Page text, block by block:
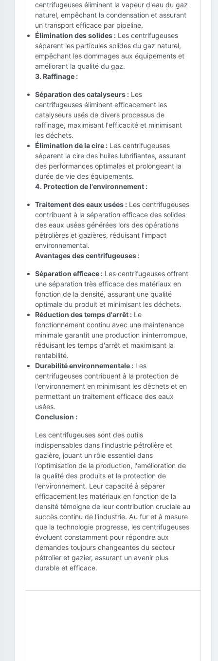
centrifugeuses éliminent la vapeur d'eau du gaz
naturel, empêchant la condensation et assurant
un transport efficace par pipeline.
Élimination des solides : Les centrifugeuses
séparent les particules solides du gaz naturel,
empêchant les dommages aux équipements et
améliorant la qualité du gaz.
3. Raffinage :
Séparation des catalyseurs : Les
centrifugeuses éliminent efficacement les
catalyseurs usés de divers processus de
raffinage, maximisant l'efficacité et minimisant
les déchets.
Élimination de la cire : Les centrifugeuses
séparent la cire des huiles lubrifiantes, assurant
des performances optimales et prolongeant la
durée de vie des équipements.
4. Protection de l'environnement :
Traitement des eaux usées : Les centrifugeuses
contribuent à la séparation efficace des solides
des eaux usées générées lors des opérations
pétrolières et gazières, réduisant l'impact
environnemental.
Avantages des centrifugeuses :
Séparation efficace : Les centrifugeuses offrent
une séparation très efficace des matériaux en
fonction de la densité, assurant une qualité
optimale du produit et minimisant les déchets.
Réduction des temps d'arrêt : Le
fonctionnement continu avec une maintenance
minimale garantit une production ininterrompue,
réduisant les temps d'arrêt et maximisant la
rentabilité.
Durabilité environnementale : Les
centrifugeuses contribuent à la protection de
l'environnement en minimisant les déchets et en
permettant un traitement efficace des eaux
usées.
Conclusion :
Les centrifugeuses sont des outils
indispensables dans l'industrie pétrolière et
gazière, jouant un rôle essentiel dans
l'optimisation de la production, l'amélioration de
la qualité des produits et la protection de
l'environnement. Leur capacité à séparer
efficacement les matériaux en fonction de la
densité témoigne de leur contribution cruciale au
succès continu de l'industrie. Au fur et à mesure
que la technologie progresse, les centrifugeuses
évoluent constamment pour répondre aux
demandes toujours changeantes du secteur
pétrolier et gazier, assurant un avenir plus
durable et efficace.